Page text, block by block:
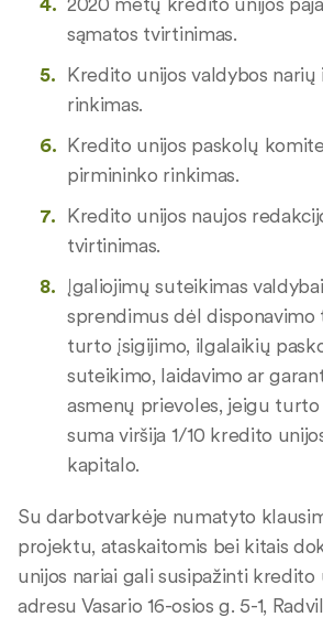
sąmatos tvirtinimas.
Kredito unijos valdybos
rinkimas.
Kredito unijos paskolų
pirmininko rinkimas.
Kredito unijos naujos
tvirtinimas.
Įgaliojimų suteikimas
sprendimus dėl
turto įsigijimo, ilgalaikių
suteikimo, laidavimo ar
asmenų prievoles, jeigu
suma viršija 1/10 kredito
kapitalo.
Su darbotvarkėje numatyto
projektu, ataskaitomis bei kitais
unijos nariai gali susipažinti kredito
adresu Vasario 16-osios g. 5-1,